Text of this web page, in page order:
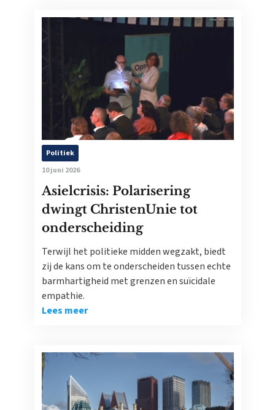
Politiek
10 juni 2026
Asielcrisis: Polarisering
dwingt ChristenUnie tot
onderscheiding
Terwijl het politieke midden wegzakt, biedt
zij de kans om te onderscheiden tussen echte
barmhartigheid met grenzen en suïcidale
empathie.
Lees meer